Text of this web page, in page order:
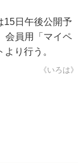
日午後公開予
会員用「マイペ
り行う。
《いろは》